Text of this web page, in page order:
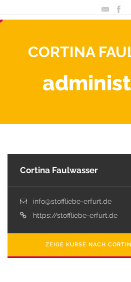
CORTINA
Cortina Faulwasser
info@stoffliebe-erfurt.de
https://stoffliebe-erfurt.de
ZEIGE KURSE NACH